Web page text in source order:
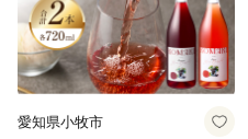
愛知県小牧市